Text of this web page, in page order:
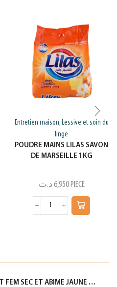
Entretien maison, Lessive et soin du
linge
POUDRE MAINS LILAS SAVON
DE MARSEILLE 1KG
6,950 د.ت PIECE
LILAS SHAMP EXT FEM SEC ET ABIME JAUNE 350ML